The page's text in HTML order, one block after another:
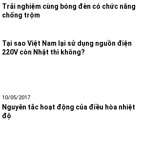
Trải nghiệm cùng bóng đèn có chức năng
chống trộm
Tại sao Việt Nam lại sử dụng nguồn điện
220V còn Nhật thì không?
10/05/2017
Nguyên tắc hoạt động của điều hòa nhiệt
độ